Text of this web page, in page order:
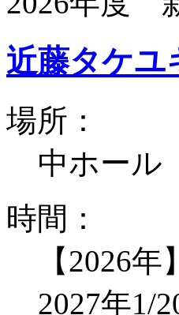
近藤タケ
場所：
中ホール
時間：
【2026
2027年1/